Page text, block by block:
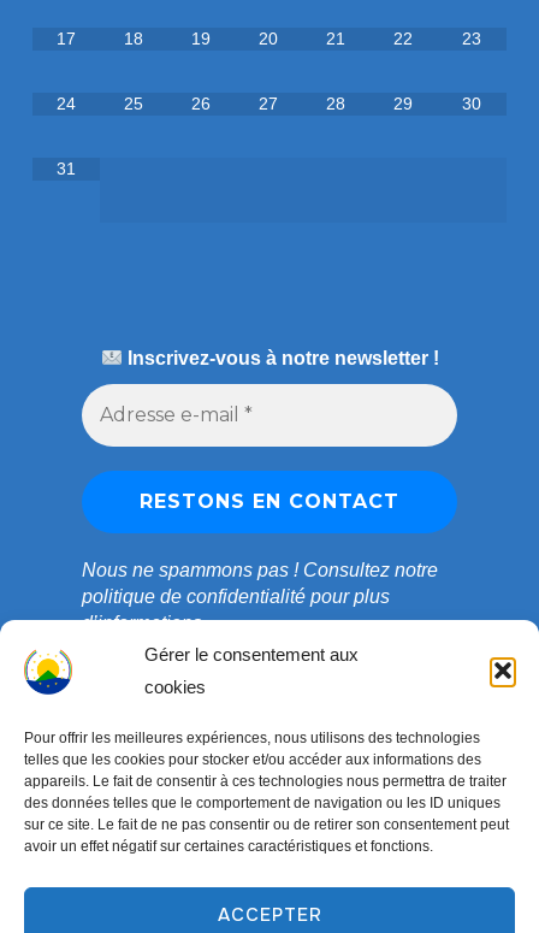
Gérer le consentement aux
cookies
Pour offrir les meilleures expériences, nous utilisons des technologies
telles que les cookies pour stocker et/ou accéder aux informations des
appareils. Le fait de consentir à ces technologies nous permettra de traiter
des données telles que le comportement de navigation ou les ID uniques
sur ce site. Le fait de ne pas consentir ou de retirer son consentement peut
avoir un effet négatif sur certaines caractéristiques et fonctions.
ACCEPTER
17 18 19 20 21 22 23
24 25 26 27 28 29 30
31
Inscrivez-vous à notre newsletter !
Nous ne spammons pas ! Consultez notre
politique de confidentialitépour plus
d’informations.
Copyright © 2003-2026 ONG COEDADE. Tous droits